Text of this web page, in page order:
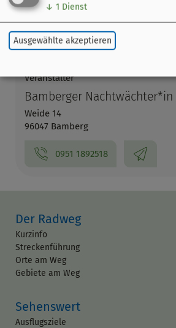
Veranstaltung ohne festen Ort
Bamberg
Veranstalter
Bamberger Nachtwächter*in
Weide 14
96047 Bamberg
0951 1892518
Der Radweg
Kurzinfo
Streckenführung
Orte am Weg
Gebiete am Weg
Sehenswert
Ausflugsziele
↓ 1 Dienst
Ausgewählte akzeptieren